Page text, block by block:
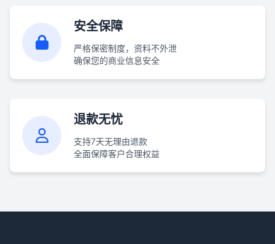
安全保障
严格保密制度，资料不外泄
确保您的商业信息安全
退款无忧
支持7天无理由退款
全面保障客户合理权益